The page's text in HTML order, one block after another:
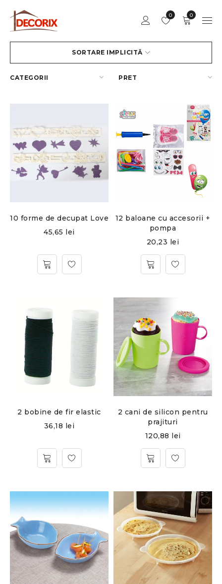
0
0
SORTARE IMPLICITĂ
CATEGORII PRET
10 forme de decupat Love
45,65 lei
12 baloane cu accesorii +
pompa
20,23 lei
2 bobine de fir elastic
36,18 lei
2 cani de silicon pentru
prajituri
120,88 lei